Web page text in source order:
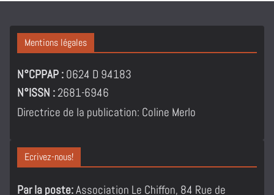
Mentions légales
N°CPPAP : 0624 D 94183
N°ISSN :2681-6946
Directrice de la publication: Coline Merlo
Ecrivez-nous!
Par la poste:Association Le Chiffon, 84 Rue de